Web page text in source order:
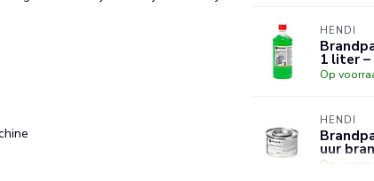
HENDI
1 liter
Op
HENDI
uur
Op